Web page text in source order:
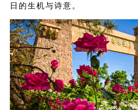
日的生机与诗意。